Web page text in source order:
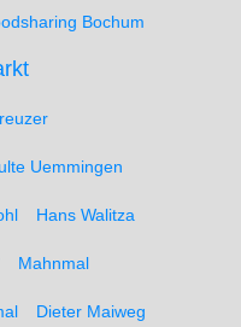
Bochum
Uemmingen
Hans Walitza
Mahnmal
Dieter Maiweg